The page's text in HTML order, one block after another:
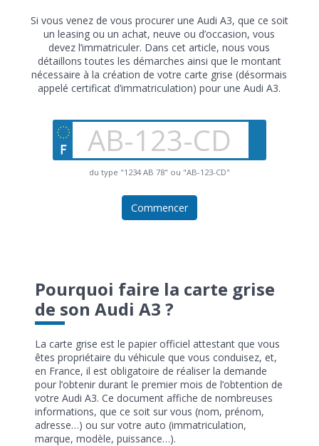
Si vous venez de vous procurer une Audi A3, que ce soit
un leasing ou un achat, neuve ou d’occasion, vous
devez l’immatriculer. Dans cet article, nous vous
détaillons toutes les démarches ainsi que le montant
nécessaire à la création de votre carte grise (désormais
appelé certificat d’immatriculation) pour une Audi A3.
du type "1234 AB 78" ou "AB-123-CD"
Commencer
Pourquoi faire la carte grise
de son Audi A3 ?
La carte grise est le papier officiel attestant que vous
êtes propriétaire du véhicule que vous conduisez, et,
en France, il est obligatoire de réaliser la demande
pour l’obtenir durant le premier mois de l’obtention de
votre Audi A3. Ce document affiche de nombreuses
informations, que ce soit sur vous (nom, prénom,
adresse…) ou sur votre auto (immatriculation,
marque, modèle, puissance…).